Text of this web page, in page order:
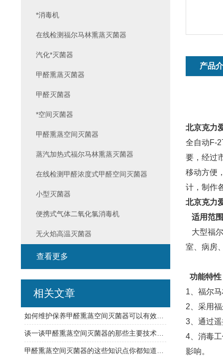
产品
北京克力
全自动F-
要，经过
移动方便
计，制作
北京克力
适用范
大型福
室、病房
功能特性
1、福尔
2、采用
3、通过
4、消毒
影响。
*消毒机
在线检测福尔马林熏蒸灭菌器
汽化*灭菌器
甲醛熏蒸灭菌器
甲醛灭菌器
*空间灭菌器
甲醛熏蒸空间灭菌器
蒸汽加热式福尔马林熏蒸灭菌器
在线检测甲醛浓度式甲醛空间灭菌器
小型灭菌器
便携式气体二氧化氯消毒机
无火焰高温灭菌器
查看更多
相关文章